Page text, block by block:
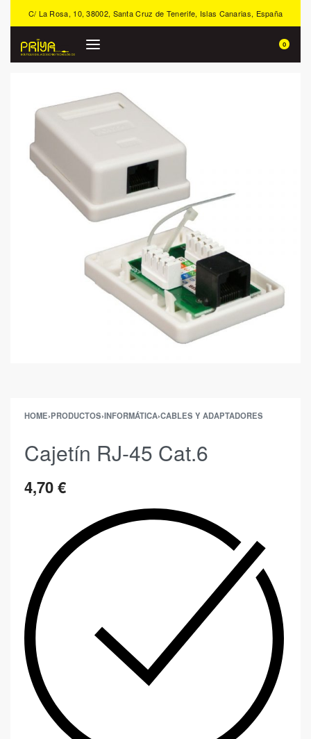
C/ La Rosa, 10, 38002, Santa Cruz de Tenerife, Islas Canarias, España
0
HOME›PRODUCTOS›INFORMÁTICA›CABLES Y ADAPTADORES
Cajetín RJ-45 Cat.6
4,70€